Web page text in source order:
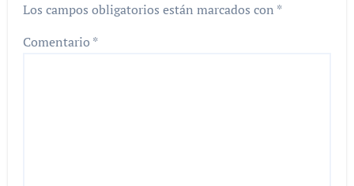
Los campos obligatorios están marcados con *
Comentario *